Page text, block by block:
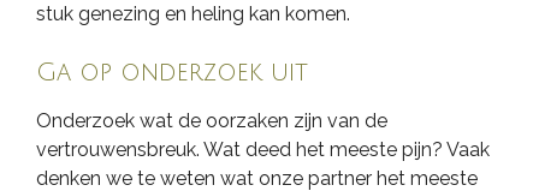
stuk genezing en heling kan komen.
Ga op onderzoek uit
Onderzoek wat de oorzaken zijn van de
vertrouwensbreuk. Wat deed het meeste pijn? Vaak
denken we te weten wat onze partner het meeste